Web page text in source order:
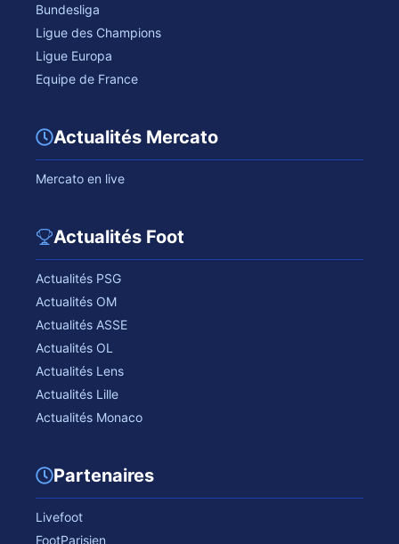
Bundesliga
Ligue des Champions
Ligue Europa
Equipe de France
Actualités Mercato
Mercato en live
Actualités Foot
Actualités PSG
Actualités OM
Actualités ASSE
Actualités OL
Actualités Lens
Actualités Lille
Actualités Monaco
Partenaires
Livefoot
FootParisien